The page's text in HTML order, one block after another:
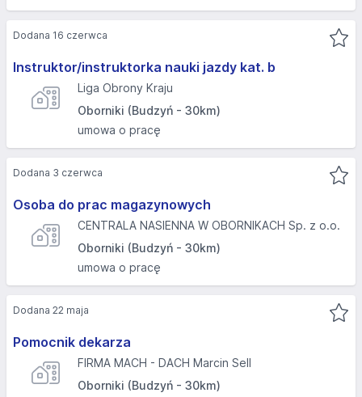
Instruktor/instruktorka nauki jazdy kat. b
Liga Obrony Kraju
Oborniki (Budzyń - 30km)
umowa o pracę
Dodana 16 czerwca
Osoba do prac magazynowych
CENTRALA NASIENNA W OBORNIKACH Sp. z o.o.
Oborniki (Budzyń - 30km)
umowa o pracę
Dodana 3 czerwca
Pomocnik dekarza
FIRMA MACH - DACH Marcin Sell
Oborniki (Budzyń - 30km)
Dodana 22 maja